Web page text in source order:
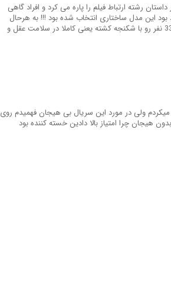
رشته ارتباط فیلم را پاره می کرد و افراد گاهی
بود این مدل ساختاری انتخاب شده بود !!! به هرحال
من گاهی اصلا متوجه قوانین عجیب انسانها نمیشم !! طرف 33 نفر رو با شکنجه کشته یعنی کاملا در سلامت عقل و
ولی در مورد این سریال بی هیجان فهمیدم روی
هیجان چرا امتیاز بالا دادین خسته کننده بود